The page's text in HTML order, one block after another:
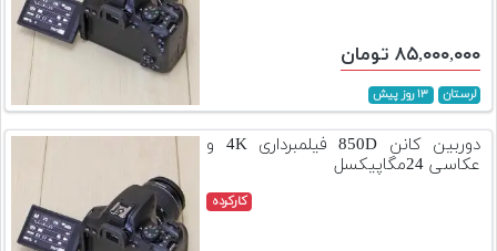
۸۵,۰۰۰,۰۰۰ تومان
لرستان ۱۳ روز پیش
دوربین کانن 850D فیلمبرداری 4K و
عکاسی 24مگاپیکسل
کارکرده